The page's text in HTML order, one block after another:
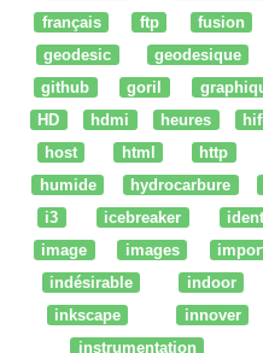
français
ftp fusion
geodesic
geodesique
github
goril
HD
hdmi heures
host
html http
humide
hydrocarbure
i3
icebreaker
image
images
indésirable
indoor
inkscape
innover
instrumentation